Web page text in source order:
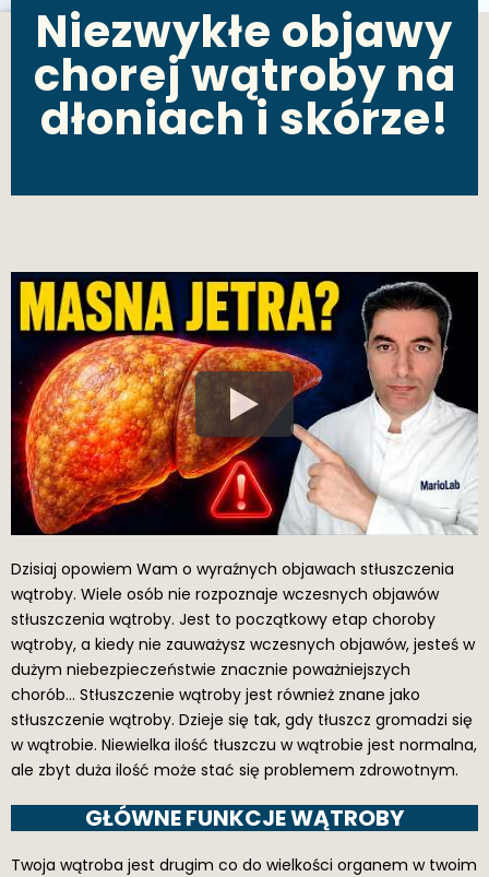
Niezwykłe objawy
chorej wątroby na
dłoniach i skórze!
Dzisiaj opowiem Wam o wyraźnych objawach stłuszczenia
wątroby. Wiele osób nie rozpoznaje wczesnych objawów
stłuszczenia wątroby. Jest to początkowy etap choroby
wątroby, a kiedy nie zauważysz wczesnych objawów, jesteś w
dużym niebezpieczeństwie znacznie poważniejszych
chorób… Stłuszczenie wątroby jest również znane jako
stłuszczenie wątroby. Dzieje się tak, gdy tłuszcz gromadzi się
w wątrobie. Niewielka ilość tłuszczu w wątrobie jest normalna,
ale zbyt duża ilość może stać się problemem zdrowotnym.
GŁÓWNE FUNKCJE WĄTROBY
Twoja wątroba jest drugim co do wielkości organem w twoim